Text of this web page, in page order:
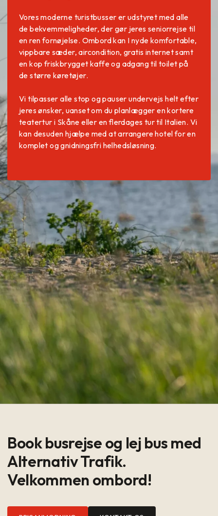
Vores moderne turistbusser er udstyret med alle
de bekvemmeligheder, der gør jeres seniorrejse til
en ren fornøjelse. Ombord kan I nyde komfortable,
vippbare sæder, aircondition, gratis internet samt
en kop friskbrygget kaffe og adgang til toilet på
de større køretøjer.
Vi tilpasser alle stop og pauser undervejs helt efter
jeres ønsker, uanset om du planlægger en kortere
teatertur i Skåne eller en flerdages tur til Italien. Vi
kan desuden hjælpe med at arrangere hotel for en
komplet og gnidningsfri helhedsløsning.
Book busrejse og lej bus med
Alternativ Trafik.
Velkommen ombord!